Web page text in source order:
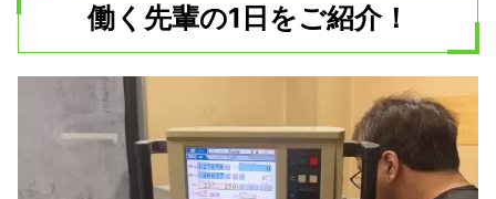
働く先輩の1日をご紹介！